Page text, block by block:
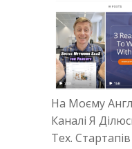
На Моєму
Каналі Я
Тех. Стартапів